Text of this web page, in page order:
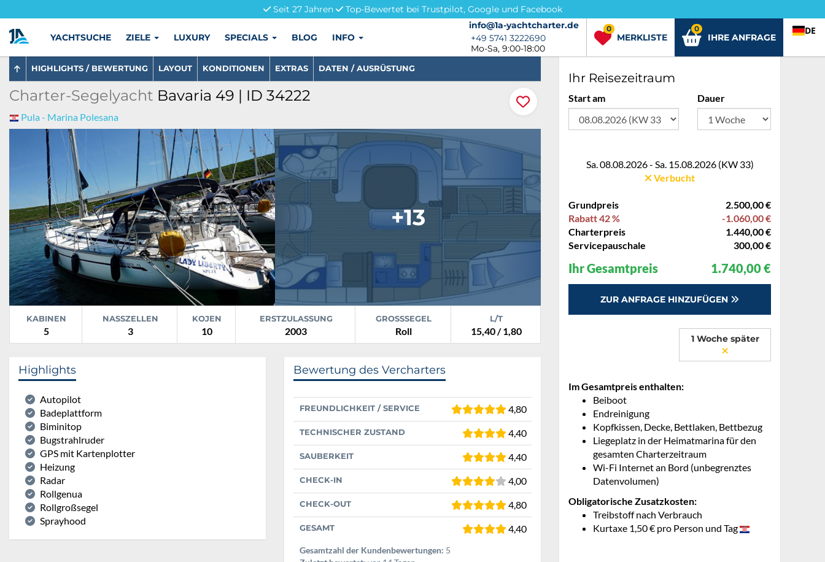
Seit 27 Jahren
Top-Bewertet bei Trustpilot, Google und Facebook
info@1a-yachtcharter.de
info@1a-yachtcharter.de
+49 5741 3222690
+49 5741 3222690
Mo-Sa, 9:00-18:00
MERKLISTE
0
IHRE ANFRAGE
0 DE
YACHTSUCHE ZIELE LUXURY SPECIALS BLOG INFO
HIGHLIGHTS / BEWERTUNG LAYOUT KONDITIONEN EXTRAS DATEN / AUSRÜSTUNG
Charter-Segelyacht Bavaria 49 | ID 34222
Pula - Marina Polesana
+13
KABINEN
5
NASSZELLEN
3
KOJEN
10
ERSTZULASSUNG
2003
GROSSSEGEL
Roll
L/T
15,40 / 1,80
Highlights
Autopilot
Badeplattform
Biminitop
Bugstrahlruder
GPS mit Kartenplotter
Heizung
Radar
Rollgenua
Rollgroßsegel
Sprayhood
Bewertung des Vercharters
FREUNDLICHKEIT / SERVICE 4,80
TECHNISCHER ZUSTAND 4,40
SAUBERKEIT 4,40
CHECK-IN 4,00
CHECK-OUT 4,80
GESAMT 4,40
Gesamtzahl der Kundenbewertungen: 5
Ihr Reisezeitraum
Start am Dauer
Sa. 08.08.2026 - Sa. 15.08.2026 (KW 33)
Verbucht
Grundpreis
2.500,00 €
Rabatt 42 %
-1.060,00 €
Charterpreis
1.440,00 €
Servicepauschale
300,00 €
Ihr Gesamtpreis 1.740,00 €
ZUR ANFRAGE HINZUFÜGEN
1 Woche später
Im Gesamtpreis enthalten:
Beiboot
Endreinigung
Kopfkissen, Decke, Bettlaken, Bettbezug
Liegeplatz in der Heimatmarina für den
gesamten Charterzeitraum
Wi-Fi Internet an Bord (unbegrenztes
Datenvolumen)
Obligatorische Zusatzkosten:
Treibstoff nach Verbrauch
Kurtaxe 1,50 € pro Person und Tag